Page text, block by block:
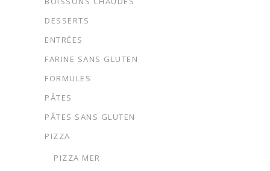
DESSERTS
ENTRÉES
FARINE SANS GLUTEN
FORMULES
PÂTES
PÂTES SANS GLUTEN
PIZZA
PIZZA MER